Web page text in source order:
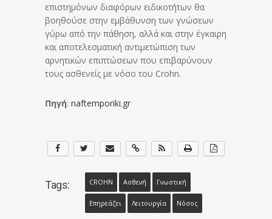
επιστημόνων διαφόρων ειδικοτήτων θα
βοηθούσε στην εμβάθυνση των γνώσεων
γύρω από την πάθηση, αλλά και στην έγκαιρη
και αποτελεσματική αντιμετώπιση των
αρνητικών επιπτώσεων που επιβαρύνουν
τους ασθενείς με νόσο του Crohn.
Πηγή: naftemporiki.gr
Tags: CROHN Ασθενή Γνωστική
Επηρεάζει Λειτουργία Νόσος